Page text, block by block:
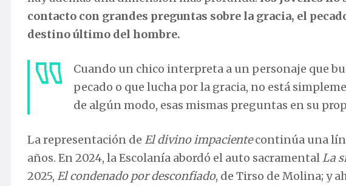
contacto con grandes preguntas sobre la gracia, el
destino último del hombre.
Cuando un chico interpreta a un personaje que
pecado o que lucha por la gracia, no está
de algún modo, esas mismas preguntas en su
La representación de El divino impacientecontinúa una
años. En 2024, la Escolanía abordó el auto sacramentalLa
2025, El condenado por desconfiado, de Tirso de Molina; y